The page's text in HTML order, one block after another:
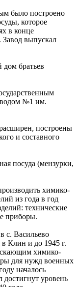
было построено
которое
в конце
выпускал
дом братьев
№1 им.
построены
и составного
посуда (мензурки,
химико-
из года в год
технические
приборы.
с. Васильево
в Клин и до 1945 г.
химико-
для нужд военных
началось
достигнут уровень